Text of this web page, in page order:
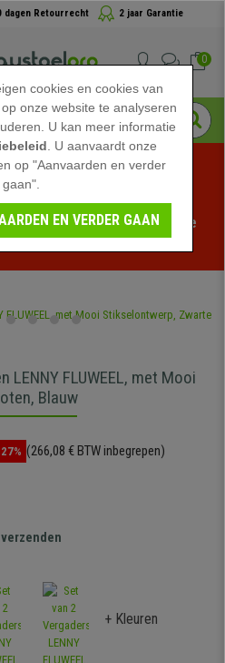
dagen Retourrecht 2 jaar Garantie
0
bij bureaustoelpro!
een beperkte tijd - Bekijk de
LENNY FLUWEEL, met Mooi
Blauw
(266,08 € BTW inbegrepen)
verzenden
+ Kleuren
cookies en cookies van
onze website te analyseren
U kan meer informatie
. U aanvaardt onze
op "Aanvaarden en verder
gaan".
EN VERDER GAAN